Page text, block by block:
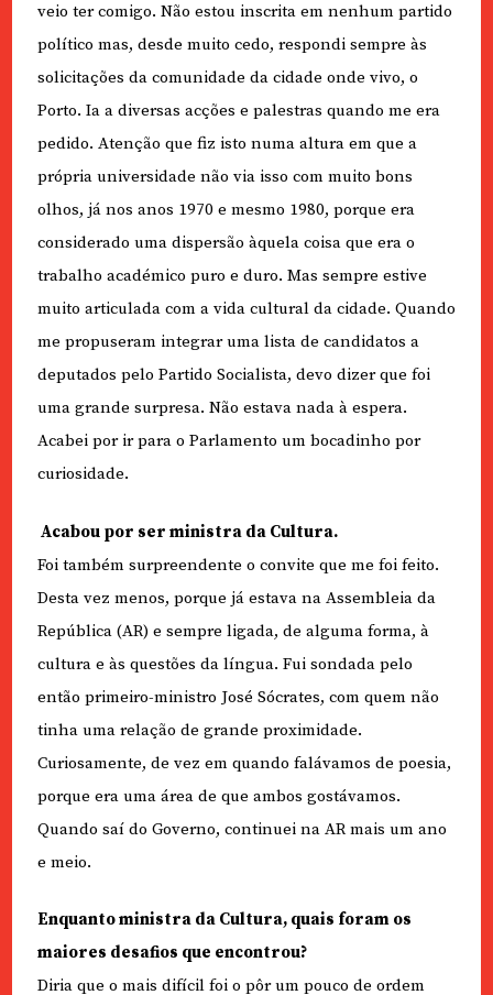
veio ter comigo. Não estou inscrita em nenhum partido
político mas, desde muito cedo, respondi sempre às
solicitações da comunidade da cidade onde vivo, o
Porto. Ia a diversas acções e palestras quando me era
pedido. Atenção que fiz isto numa altura em que a
própria universidade não via isso com muito bons
olhos, já nos anos 1970 e mesmo 1980, porque era
considerado uma dispersão àquela coisa que era o
trabalho académico puro e duro. Mas sempre estive
muito articulada com a vida cultural da cidade. Quando
me propuseram integrar uma lista de candidatos a
deputados pelo Partido Socialista, devo dizer que foi
uma grande surpresa. Não estava nada à espera.
Acabei por ir para o Parlamento um bocadinho por
curiosidade.
Acabou por ser ministra da Cultura.
Foi também surpreendente o convite que me foi feito.
Desta vez menos, porque já estava na Assembleia da
República (AR) e sempre ligada, de alguma forma, à
cultura e às questões da língua. Fui sondada pelo
então primeiro-ministro José Sócrates, com quem não
tinha uma relação de grande proximidade.
Curiosamente, de vez em quando falávamos de poesia,
porque era uma área de que ambos gostávamos.
Quando saí do Governo, continuei na AR mais um ano
e meio.
Enquanto ministra da Cultura, quais foram os
maiores desafios que encontrou?
Diria que o mais difícil foi o pôr um pouco de ordem